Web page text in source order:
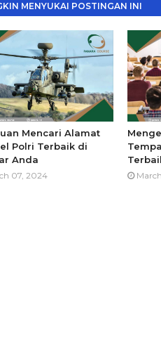
MENYUKAI POSTINGAN INI
Mencari Alamat
Polri Terbaik di
Anda
07, 2024